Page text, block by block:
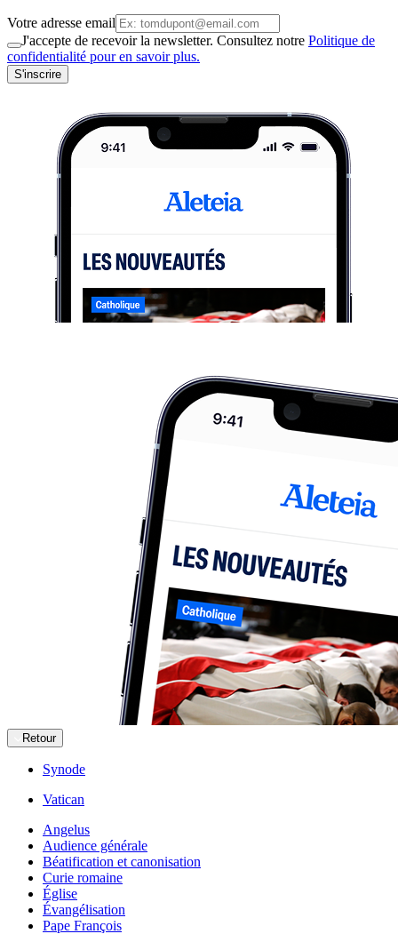
Votre adresse email
J'accepte de recevoir la newsletter. Consultez notre Politique de
confidentialité pour en savoir plus.
S'inscrire
Retour
Synode
Vatican
Angelus
Audience générale
Béatification et canonisation
Curie romaine
Église
Évangélisation
Pape François